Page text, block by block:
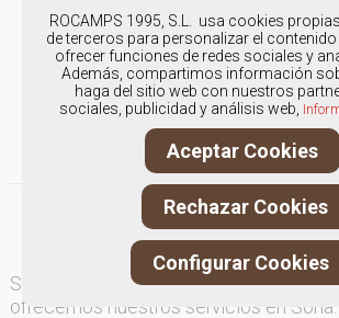
Los envíos a Soria
entre semana se
menos de 48 horas; los
realizados en fin de
producto se enviará a
lunes.
Somos especialistas en Outlet de
ofrecemos nuestros servicios en Soria.
ROCAMPS 1995, S.L. usa cookies
de terceros para personalizar el
ofrecer funciones de redes sociales y
Además, compartimos información
haga del sitio web con nuestros
sociales, publicidad y análisis web,
Aceptar Cookies
Rechazar Cookies
Configurar Cookies